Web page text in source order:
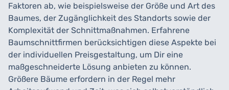
Faktoren ab, wie beispielsweise der Größe und Art des
Baumes, der Zugänglichkeit des Standorts sowie der
Komplexität der Schnittmaßnahmen. Erfahrene
Baumschnittfirmen berücksichtigen diese Aspekte bei
der individuellen Preisgestaltung, um Dir eine
maßgeschneiderte Lösung anbieten zu können.
Größere Bäume erfordern in der Regel mehr